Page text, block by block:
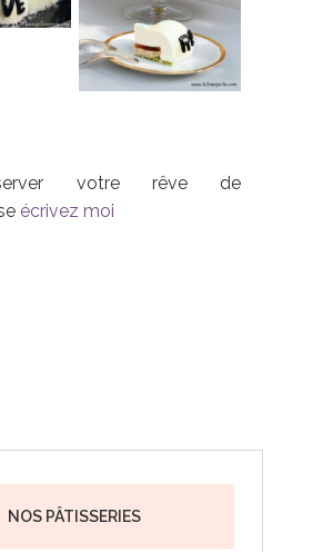
votre rêve de
écrivez moi
NOS PÂTISSERIES